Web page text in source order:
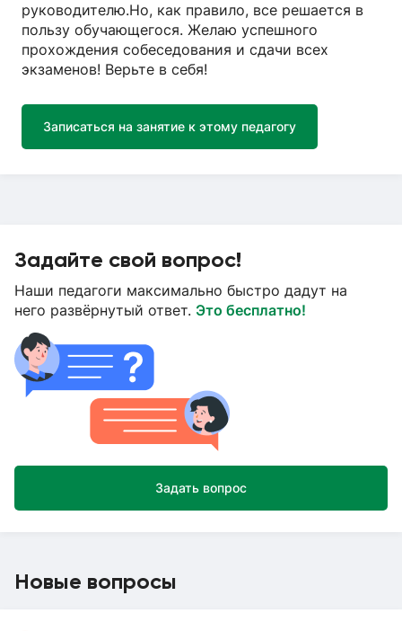
руководителю.Но, как правило, все решается в
пользу обучающегося. Желаю успешного
прохождения собеседования и сдачи всех
экзаменов! Верьте в себя!
Записаться на занятие к этому педагогу
Задайте свой вопрос!
Наши педагоги максимально быстро дадут на
него развёрнутый ответ. Это бесплатно!
Задать вопрос
Новые вопросы